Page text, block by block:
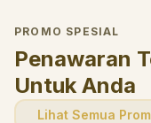
PROMO SPESIAL
Penawaran
Untuk Anda
Lihat Semua